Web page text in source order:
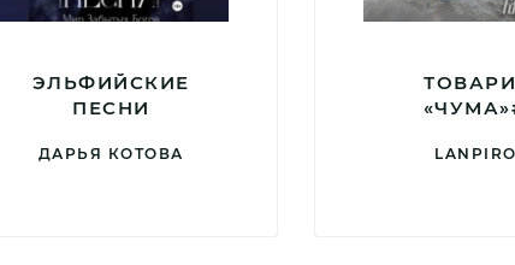
ЭЛЬФИЙСКИЕ
ПЕСНИ
ДАРЬЯ КОТОВА